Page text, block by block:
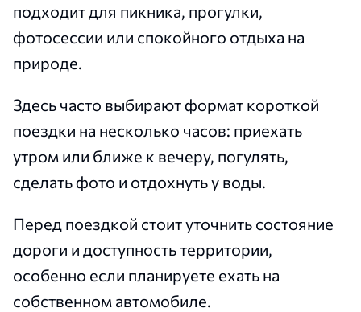
подходит для пикника, прогулки,
фотосессии или спокойного отдыха на
природе.
Здесь часто выбирают формат короткой
поездки на несколько часов: приехать
утром или ближе к вечеру, погулять,
сделать фото и отдохнуть у воды.
Перед поездкой стоит уточнить состояние
дороги и доступность территории,
особенно если планируете ехать на
собственном автомобиле.